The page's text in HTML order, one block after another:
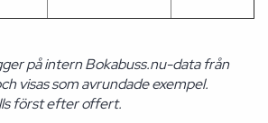
på intern Bokabuss.nu-data från
visas som avrundade exempel.
först efter offert.